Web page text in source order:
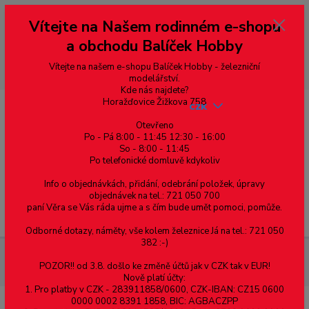
--- pro zákazníky ze Slovenska a jiných zemí, pokud chcete platit v eurech
přepněte si e-shop na euro 💶 pro přepočet měny - pravý horní roh ---
dobírky – pokud si z nějakého důvodu zásilku nevyzvednete, bude po
domluvě zaslána znovu s opětovnou platbou za poštovné, v opačném
případě bude zrušena a účet přidán na blacklist a rušeny následující
objednávky.
Menu
CZK
Vítejte na Našem rodinném e-shopu
a obchodu Balíček Hobby
Vítejte na našem e-shopu Balíček Hobby - železniční
modelářství.
Kde nás najdete?
Horažďovice Žižkova 758
Otevřeno
Po - Pá 8:00 - 11:45 12:30 - 16:00
So - 8:00 - 11:45
Po telefonické domluvě kdykoliv
Info o objednávkách, přidání, odebrání položek, úpravy
objednávek na tel.: 721 050 700
paní Věra se Vás ráda ujme a s čím bude umět pomoci, pomůže.
Odborné dotazy, náměty, vše kolem železnice Já na tel.: 721 050
382 :-)
POZOR!! od 3.8. došlo ke změně účtů jak v CZK tak v EUR!
Nově platí účty:
1. Pro platby v CZK - 283911858/0600, CZK-IBAN: CZ15 0600
0000 0002 8391 1858, BIC: AGBACZPP